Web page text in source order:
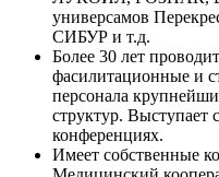
универсамов
СИБУР и т.д.
Более 30 лет
фасилитационные и
персонала
структур. Выступает
конференциях.
Имеет собственные